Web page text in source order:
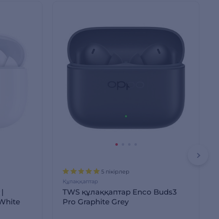
5 пікірлер
Құлаққаптар
TWS құлаққаптар Enco Buds3
Pro Graphite Grey